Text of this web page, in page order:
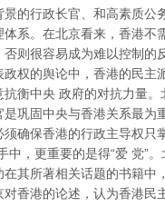
景的行政长官、和高素质公
体系。在北京看来，香港不
否则很容易成为难以控制的
政权的舆论中，香港的民主
抗衡中央 政府的对抗力量。
是巩固中央与香港关系最为
须确保香港的行政主导权只
中，更重要的是得“爱 党”
在其所著相关话题的书籍中
对香港的论述，认为香港民